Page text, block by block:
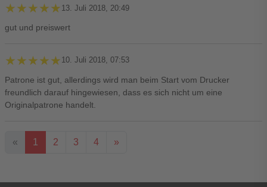
★★★★★
★★★★★ 13. Juli 2018, 20:49
gut und preiswert
★★★★★
★★★★★ 10. Juli 2018, 07:53
Patrone ist gut, allerdings wird man beim Start vom Drucker
freundlich darauf hingewiesen, dass es sich nicht um eine
Originalpatrone handelt.
« 1 2 3 4 »